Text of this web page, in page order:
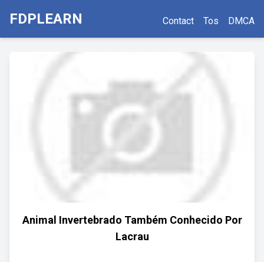
FDPLEARN Contact Tos DMCA
Animal Invertebrado Também Conhecido Por
Lacrau